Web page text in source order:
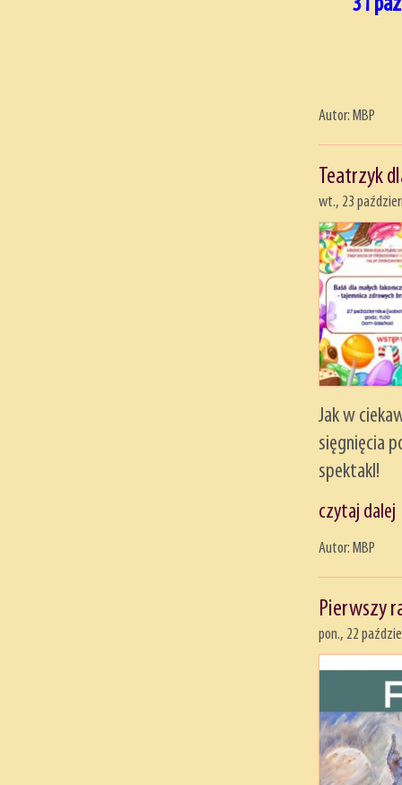
31
Autor: MBP
Teatrzyk
wt., 23
Jak w
sięgnięcia
spektakl!
czytaj dalej
Autor: MBP
Pierwszy
pon., 22